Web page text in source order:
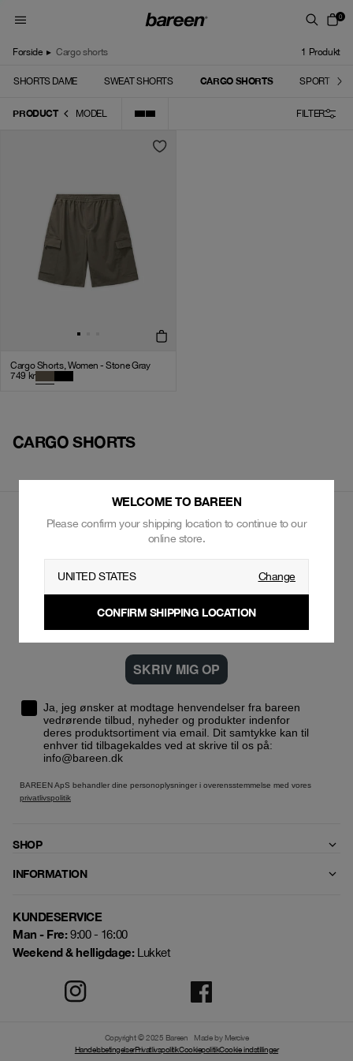
0
Forside ▸ Cargo shorts 1 Produkt
SHORTS DAME SWEAT SHORTS CARGO SHORTS SPORT
PRODUCT MODEL FILTER
Cargo Shorts, Women - Stone Gray
749 kr
CARGO SHORTS
BLIV MEDLEM AF NYHEDSBREVE T
SKRIV MIG OP
Ja, jeg ønsker at modtage henvendelser fra bareen
vedrørende tilbud, nyheder og produkter indenfor
deres produktsortiment via email. Dit samtykke kan til
enhver tid tilbagekaldes ved at skrive til os på:
info@bareen.dk
BAREEN ApS behandler dine personoplysninger i overensstemmelse med vores
privatlivspolitik
SHOP
INFORMATION
KUNDESERVICE
Man - Fre:9:00 - 16:00
Weekend & helligdage:Lukket
Copyright © 2025 Bareen
Made by Mercive
HandelsbetingelserPrivatlivspolitikCookiepolitikCookie indstillinger
WELCOME TO BAREEN
Please confirm your shipping location to continue to our
online store.
UNITED STATES Change
CONFIRM SHIPPING LOCATION